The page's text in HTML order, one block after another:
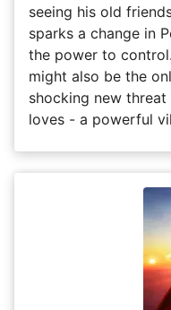
seeing his old
sparks a change in
the power to
might also be the
shocking new
loves - a powerful